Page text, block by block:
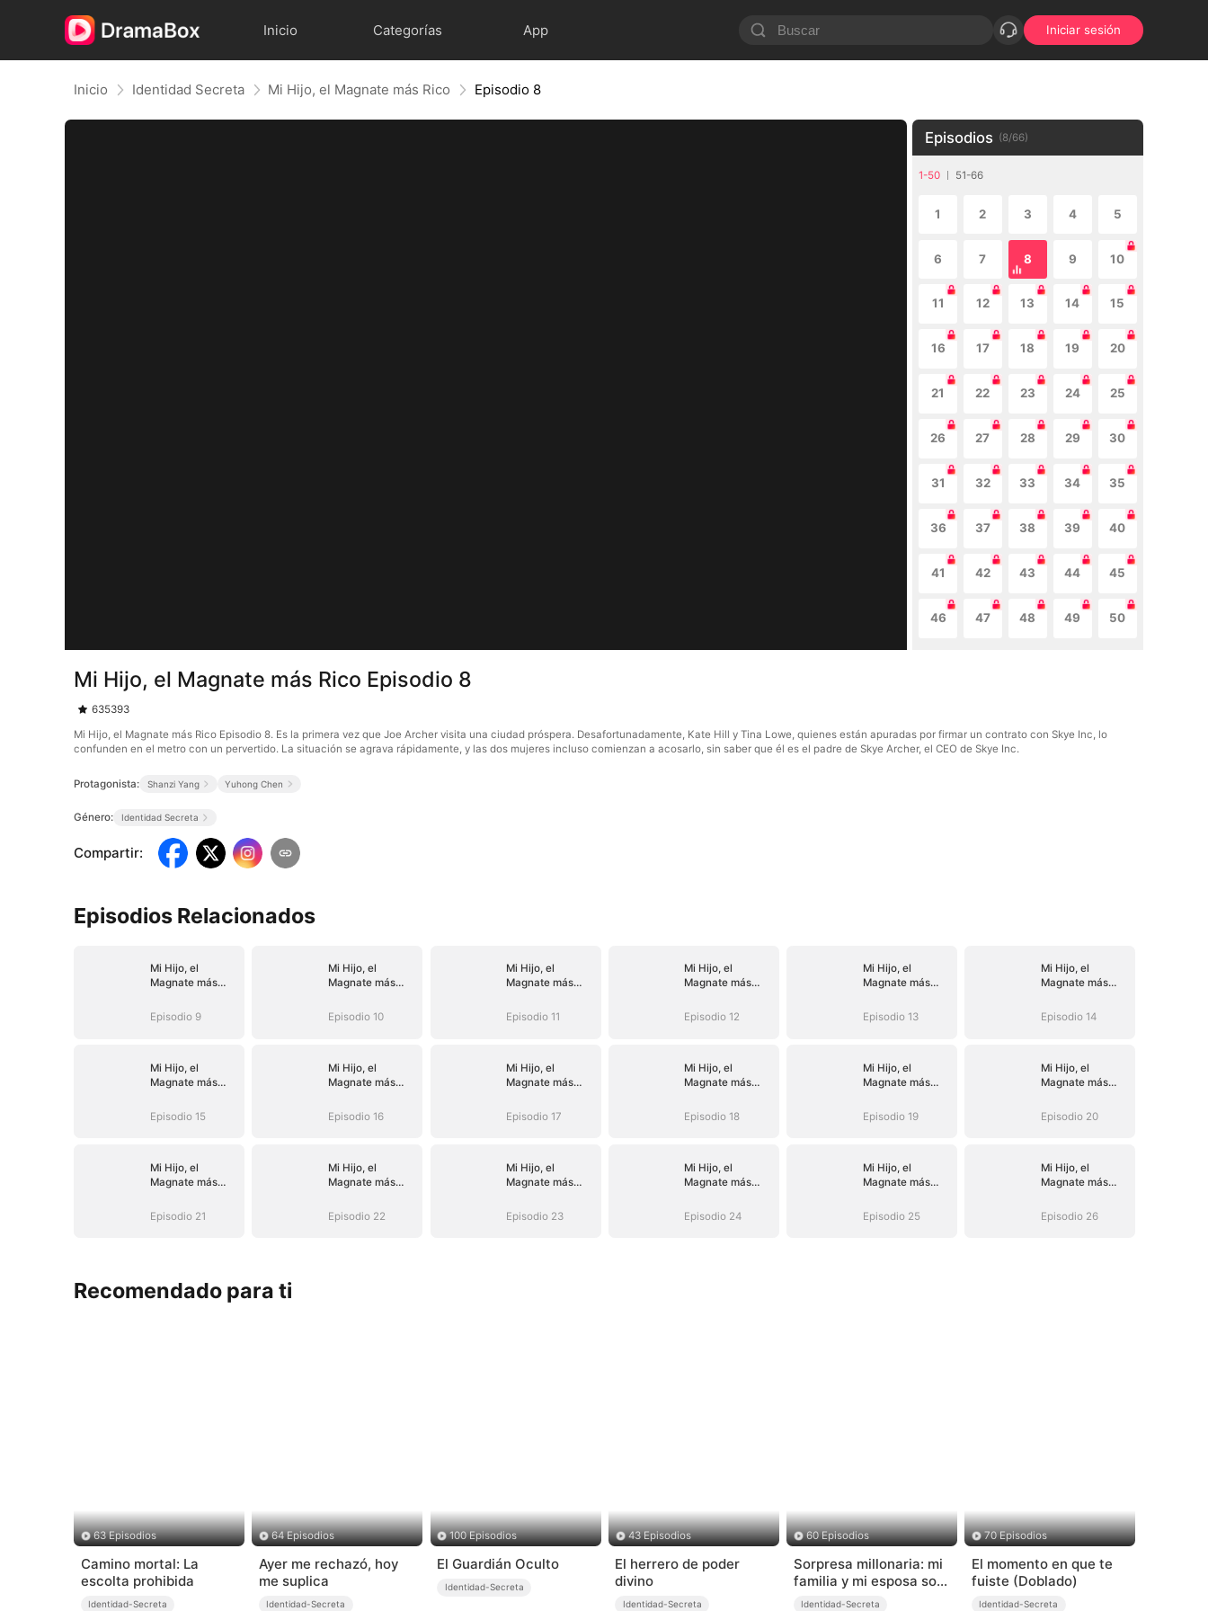
Inicio Categorías App Iniciar sesión
Inicio Identidad Secreta Mi Hijo, el Magnate más Rico Episodio 8
Episodios (8/66)
1-50 51-66
1 2 3 4 5
6 7 8 9 10
11 12 13 14 15
16 17 18 19 20
21 22 23 24 25
26 27 28 29 30
31 32 33 34 35
36 37 38 39 40
41 42 43 44 45
46 47 48 49 50
Mi Hijo, el Magnate más Rico Episodio 8
635393
Mi Hijo, el Magnate más Rico Episodio 8. Es la primera vez que Joe Archer visita una ciudad próspera. Desafortunadamente, Kate Hill y Tina Lowe, quienes están apuradas por firmar un contrato con Skye Inc, lo
confunden en el metro con un pervertido. La situación se agrava rápidamente, y las dos mujeres incluso comienzan a acosarlo, sin saber que él es el padre de Skye Archer, el CEO de Skye Inc.
Protagonista: Shanzi Yang Yuhong Chen
Género: Identidad Secreta
Compartir:
Episodios Relacionados
Mi Hijo, el
Magnate más
Episodio 9
Mi Hijo, el
Magnate más
Episodio 10
Mi Hijo, el
Magnate más
Episodio 11
Mi Hijo, el
Magnate más
Episodio 12
Mi Hijo, el
Magnate más
Episodio 13
Mi Hijo, el
Magnate más
Episodio 14
Mi Hijo, el
Magnate más
Episodio 15
Mi Hijo, el
Magnate más
Episodio 16
Mi Hijo, el
Magnate más
Episodio 17
Mi Hijo, el
Magnate más
Episodio 18
Mi Hijo, el
Magnate más
Episodio 19
Mi Hijo, el
Magnate más
Episodio 20
Mi Hijo, el
Magnate más
Episodio 21
Mi Hijo, el
Magnate más
Episodio 22
Mi Hijo, el
Magnate más
Episodio 23
Mi Hijo, el
Magnate más
Episodio 24
Mi Hijo, el
Magnate más
Episodio 25
Mi Hijo, el
Magnate más
Episodio 26
Recomendado para ti
63 Episodios
Camino mortal: La
escolta prohibida
Identidad-Secreta
64 Episodios
Ayer me rechazó, hoy
me suplica
Identidad-Secreta
100 Episodios
El Guardián Oculto
Identidad-Secreta
43 Episodios
El herrero de poder
divino
Identidad-Secreta
60 Episodios
Sorpresa millonaria: mi
familia y mi esposa son
magnates
Identidad-Secreta
70 Episodios
El momento en que te
fuiste (Doblado)
Identidad-Secreta